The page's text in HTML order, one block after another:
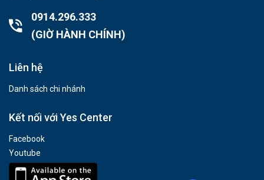
0914.296.333
(GIỜ HÀNH CHÍNH)
Liên hệ
Danh sách chi nhánh
Kết nối với Yes Center
Facebook
Youtube